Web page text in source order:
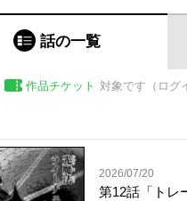
話の一覧
作品チケット 対象です（ログ
2026/07/20
第12話「トレ